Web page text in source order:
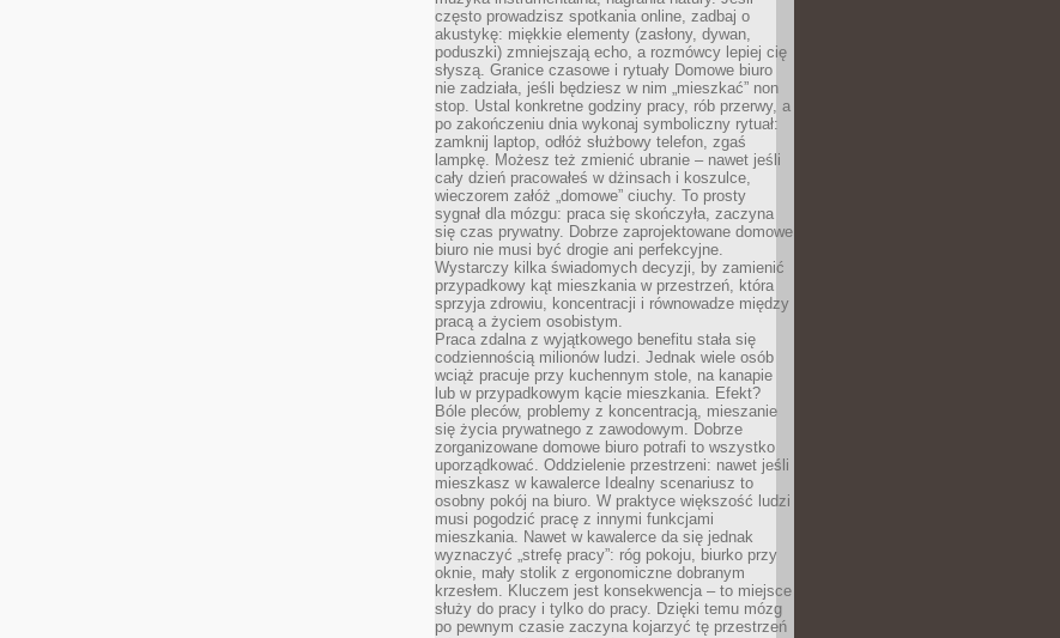
często prowadzisz spotkania online, zadbaj o
akustykę: miękkie elementy (zasłony, dywan,
poduszki) zmniejszają echo, a rozmówcy lepiej cię
słyszą. Granice czasowe i rytuały Domowe biuro
nie zadziała, jeśli będziesz w nim „mieszkać” non
stop. Ustal konkretne godziny pracy, rób przerwy, a
po zakończeniu dnia wykonaj symboliczny rytuał:
zamknij laptop, odłóż służbowy telefon, zgaś
lampkę. Możesz też zmienić ubranie – nawet jeśli
cały dzień pracowałeś w dżinsach i koszulce,
wieczorem załóż „domowe” ciuchy. To prosty
sygnał dla mózgu: praca się skończyła, zaczyna
się czas prywatny. Dobrze zaprojektowane domowe
biuro nie musi być drogie ani perfekcyjne.
Wystarczy kilka świadomych decyzji, by zamienić
przypadkowy kąt mieszkania w przestrzeń, która
sprzyja zdrowiu, koncentracji i równowadze między
pracą a życiem osobistym.
Praca zdalna z wyjątkowego benefitu stała się
codziennością milionów ludzi. Jednak wiele osób
wciąż pracuje przy kuchennym stole, na kanapie
lub w przypadkowym kącie mieszkania. Efekt?
Bóle pleców, problemy z koncentracją, mieszanie
się życia prywatnego z zawodowym. Dobrze
zorganizowane domowe biuro potrafi to wszystko
uporządkować. Oddzielenie przestrzeni: nawet jeśli
mieszkasz w kawalerce Idealny scenariusz to
osobny pokój na biuro. W praktyce większość ludzi
musi pogodzić pracę z innymi funkcjami
mieszkania. Nawet w kawalerce da się jednak
wyznaczyć „strefę pracy”: róg pokoju, biurko przy
oknie, mały stolik z ergonomiczne dobranym
krzesłem. Kluczem jest konsekwencja – to miejsce
służy do pracy i tylko do pracy. Dzięki temu mózg
po pewnym czasie zaczyna kojarzyć tę przestrzeń